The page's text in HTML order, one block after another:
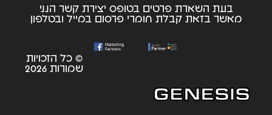
בעת השארת פרטים בטופס יצירת קשר הנני
מאשר בזאת קבלת חומרי פרסום במייל ובטלפון
© כל הזכויות
שמורות 2026